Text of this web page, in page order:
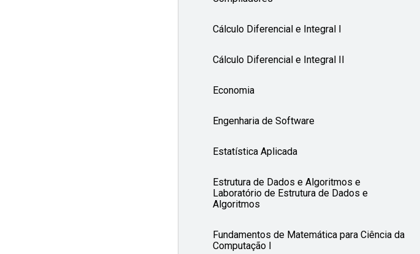
Cálculo Diferencial e Integral I
Cálculo Diferencial e Integral II
Economia
Engenharia de Software
Estatística Aplicada
Estrutura de Dados e Algoritmos e
Laboratório de Estrutura de Dados e
Algoritmos
Fundamentos de Matemática para Ciência da
Computação I